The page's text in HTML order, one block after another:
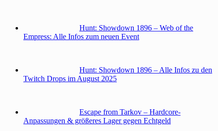
Hunt: Showdown 1896 – Web of the
Empress: Alle Infos zum neuen Event
Hunt: Showdown 1896 – Alle Infos zu den
Twitch Drops im August 2025
Escape from Tarkov – Hardcore-
Anpassungen & größeres Lager gegen Echtgeld